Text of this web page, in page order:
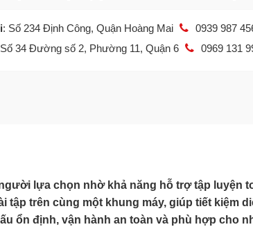
: Số 234 Định Công, Quận Hoàng Mai
0939 987
34 Đường số 2, Phường 11, Quận 6 0969 131
lựa chọn nhờ khả năng hỗ trợ tập luyện
tập trên cùng một khung máy, giúp tiết kiệm
ổn định, vận hành an toàn và phù hợp cho